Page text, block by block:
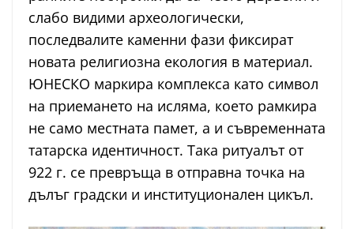
слабо видими археологически,
последвалите каменни фази фиксират
новата религиозна екология в материал.
ЮНЕСКО маркира комплекса като символ
на приемането на исляма, което рамкира
не само местната памет, а и съвременната
татарска идентичност. Така ритуалът от
922 г. се превръща в отправна точка на
дълъг градски и институционален цикъл.